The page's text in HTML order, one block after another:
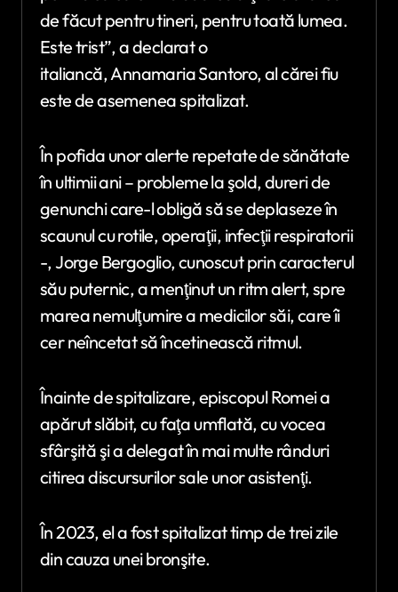
de făcut pentru tineri, pentru toată lumea.
Este trist”, a declarat o
italiancă, Annamaria Santoro, al cărei fiu
este de asemenea spitalizat.
În pofida unor alerte repetate de sănătate
în ultimii ani – probleme la şold, dureri de
genunchi care-l obligă să se deplaseze în
scaunul cu rotile, operaţii, infecţii respiratorii
-, Jorge Bergoglio, cunoscut prin caracterul
său puternic, a menţinut un ritm alert, spre
marea nemulţumire a medicilor săi, care îi
cer neîncetat să încetinească ritmul.
Înainte de spitalizare, episcopul Romei a
apărut slăbit, cu faţa umflată, cu vocea
sfârşită şi a delegat în mai multe rânduri
citirea discursurilor sale unor asistenţi.
În 2023, el a fost spitalizat timp de trei zile
din cauza unei bronşite.